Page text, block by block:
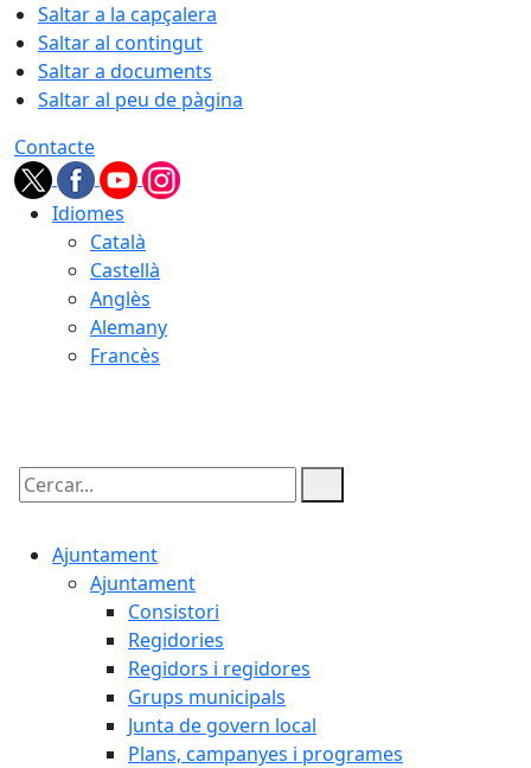
Saltar a la capçalera
Saltar al contingut
Saltar a documents
Saltar al peu de pàgina
Contacte
Idiomes
Català
Castellà
Anglès
Alemany
Francès
Cercar:
Ajuntament
Ajuntament
Consistori
Regidories
Regidors i regidores
Grups municipals
Junta de govern local
Plans, campanyes i programes